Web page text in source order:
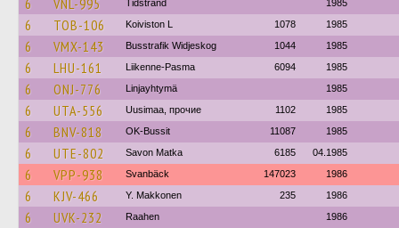
6 VNL-995 Tidstrand 1985
6 TOB-106 Koiviston L 1078 1985
6 VMX-143 Busstrafik Widjeskog 1044 1985
6 LHU-161 Liikenne-Pasma 6094 1985
6 ONJ-776 Linjayhtymä 1985
6 UTA-556 Uusimaa, прочие 1102 1985
6 BNV-818 OK-Bussit 11087 1985
6 UTE-802 Savon Matka 6185 04.1985
6 VPP-938 Svanbäck 147023 1986
6 KJV-466 Y. Makkonen 235 1986
6 UVK-232 Raahen 1986